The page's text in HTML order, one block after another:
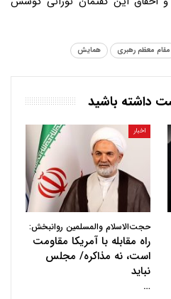
مقام معظم رهبری همایش
داشته باشید
اخبار
حجت‌الاسلام والمسلمین روانبخش:
راه مقابله با آمریکا مقاومت
است، نه مذاکره/ مجلس
نباید
…